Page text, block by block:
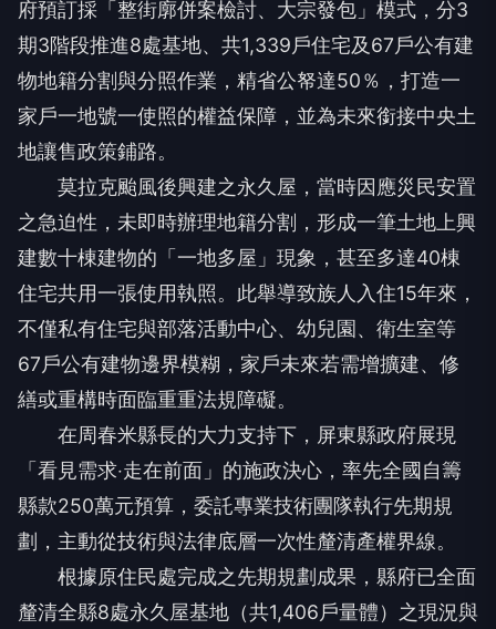
府預訂採「整街廓併案檢討、大宗發包」模式，分3
期3階段推進8處基地、共1,339戶住宅及67戶公有建
物地籍分割與分照作業，精省公帑達50％，打造一
家戶一地號一使照的權益保障，並為未來銜接中央土
地讓售政策鋪路。
莫拉克颱風後興建之永久屋，當時因應災民安置
之急迫性，未即時辦理地籍分割，形成一筆土地上興
建數十棟建物的「一地多屋」現象，甚至多達40棟
住宅共用一張使用執照。此舉導致族人入住15年來，
不僅私有住宅與部落活動中心、幼兒園、衛生室等
67戶公有建物邊界模糊，家戶未來若需增擴建、修
繕或重構時面臨重重法規障礙。
在周春米縣長的大力支持下，屏東縣政府展現
「看見需求‧走在前面」的施政決心，率先全國自籌
縣款250萬元預算，委託專業技術團隊執行先期規
劃，主動從技術與法律底層一次性釐清產權界線。
根據原住民處完成之先期規劃成果，縣府已全面
釐清全縣8處永久屋基地（共1,406戶量體）之現況與